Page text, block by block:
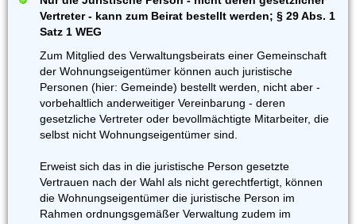
Vertreter - kann zum Beirat bestellt werden; § 29 Abs. 1
Satz 1 WEG
Zum Mitglied des Verwaltungsbeirats einer Gemeinschaft
der Wohnungseigentümer können auch juristische
Personen (hier: Gemeinde) bestellt werden, nicht aber -
vorbehaltlich anderweitiger Vereinbarung - deren
gesetzliche Vertreter oder bevollmächtigte Mitarbeiter, die
selbst nicht Wohnungseigentümer sind.
Erweist sich das in die juristische Person gesetzte
Vertrauen nach der Wahl als nicht gerechtfertigt, können
die Wohnungseigentümer die juristische Person im
Rahmen ordnungsgemäßer Verwaltung zudem im